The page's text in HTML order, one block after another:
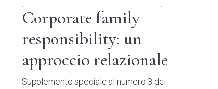
Corporate family
responsibility: un
approccio relazionale
Supplemento speciale al numero 3 dei